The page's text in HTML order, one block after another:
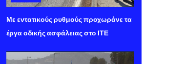
Πέμπτη 06 Αυγούστου 2026 13:32
Με εντατικούς ρυθμούς προχωράνε τα
έργα οδικής ασφάλειας στο ΙΤΕ